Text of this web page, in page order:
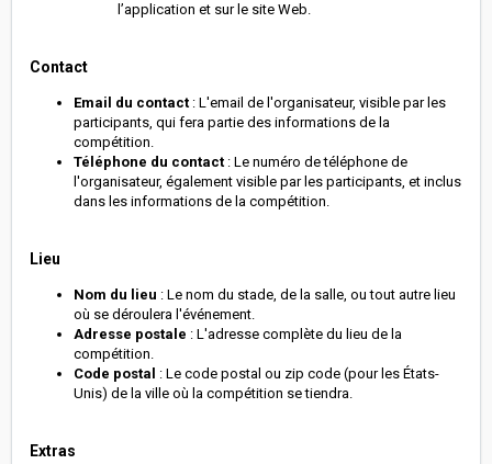
l’application et sur le site Web.
Contact
Email du contact : L'email de l'organisateur, visible par les
participants, qui fera partie des informations de la
compétition.
Téléphone du contact : Le numéro de téléphone de
l'organisateur, également visible par les participants, et inclus
dans les informations de la compétition.
Lieu
Nom du lieu : Le nom du stade, de la salle, ou tout autre lieu
où se déroulera l'événement.
Adresse postale : L'adresse complète du lieu de la
compétition.
Code postal : Le code postal ou zip code (pour les États-
Unis) de la ville où la compétition se tiendra.
Extras